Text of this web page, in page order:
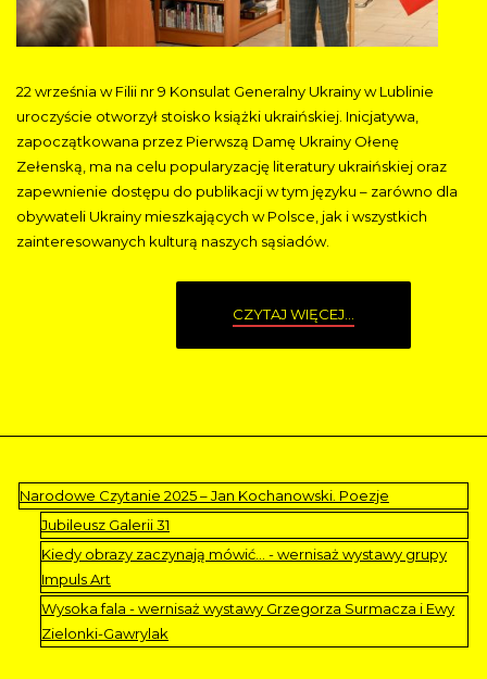
22 września w Filii nr 9 Konsulat Generalny Ukrainy w Lublinie
uroczyście otworzył stoisko książki ukraińskiej. Inicjatywa,
zapoczątkowana przez Pierwszą Damę Ukrainy Ołenę
Zełenską, ma na celu popularyzację literatury ukraińskiej oraz
zapewnienie dostępu do publikacji w tym języku – zarówno dla
obywateli Ukrainy mieszkających w Polsce, jak i wszystkich
zainteresowanych kulturą naszych sąsiadów.
CZYTAJ WIĘCEJ...
Narodowe Czytanie 2025 – Jan Kochanowski. Poezje
Jubileusz Galerii 31
Kiedy obrazy zaczynają mówić… - wernisaż wystawy grupy
Impuls Art
Wysoka fala - wernisaż wystawy Grzegorza Surmacza i Ewy
Zielonki-Gawrylak